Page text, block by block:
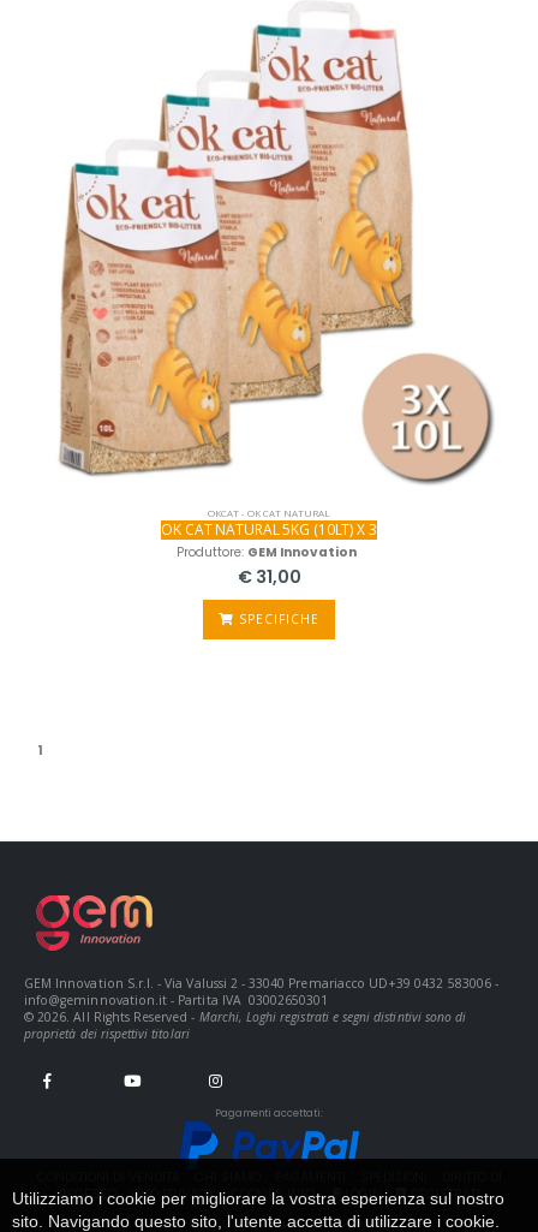
OKCAT - OK CAT NATURAL
OK CAT NATURAL 5KG (10LT) X 3
Produttore: GEM Innovation
€ 31,00
SPECIFICHE
1
GEM Innovation S.r.l. - Via Valussi 2 - 33040 Premariacco UD+39 0432 583006 -
info@geminnovation.it - Partita IVA 03002650301
© 2026. All Rights Reserved - Marchi, Loghi registrati e segni distintivi sono di
proprietà dei rispettivi titolari
Pagamenti accettati:
RECESSO
INFO PRIVACY COOKIES INFO LOGIN REGISTRATI
Utilizziamo i cookie per migliorare la vostra esperienza sul nostro
sito. Navigando questo sito, l'utente accetta di utilizzare i cookie.